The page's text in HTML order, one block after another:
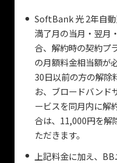
SoftBank 光 2年自
満了月の当月・翌月
合、解約時の契約プ
の月額料金相当額が
30日以前の方の解除
お、ブロードバンド
ービスを同月内に解
合は、11,000円を解
ただきます。
上記料金に加え、